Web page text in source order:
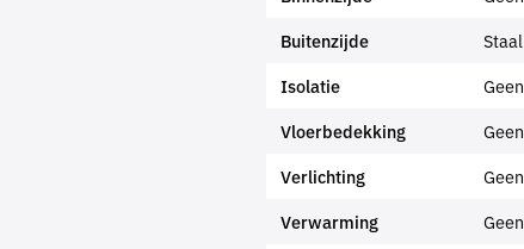
Buitenzijde Staal
Isolatie Geen
Vloerbedekking Geen
Verlichting Geen
Verwarming Geen